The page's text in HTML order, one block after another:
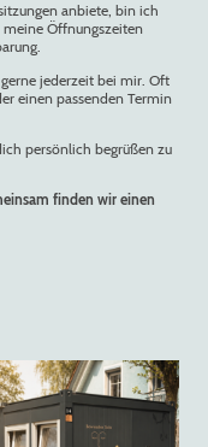
anbiete, bin ich
Öffnungszeiten
jederzeit bei mir. Oft
einen passenden Termin
persönlich begrüßen zu
finden wir einen